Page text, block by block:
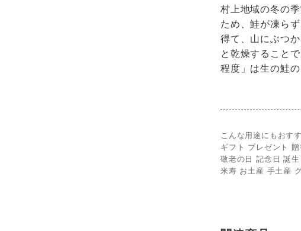
村上地域の冬の
ため、鮭が凍ら
得て、山にぶつ
と乾燥すること
程度」は生の鮭
こんな用途にもおす
ギフト プレゼント
敬老の日 記念日 誕
米寿 お土産 手土産